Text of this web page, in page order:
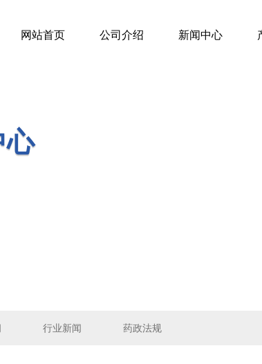
网站首页 公司介绍 新闻中心
行业新闻 药政法规